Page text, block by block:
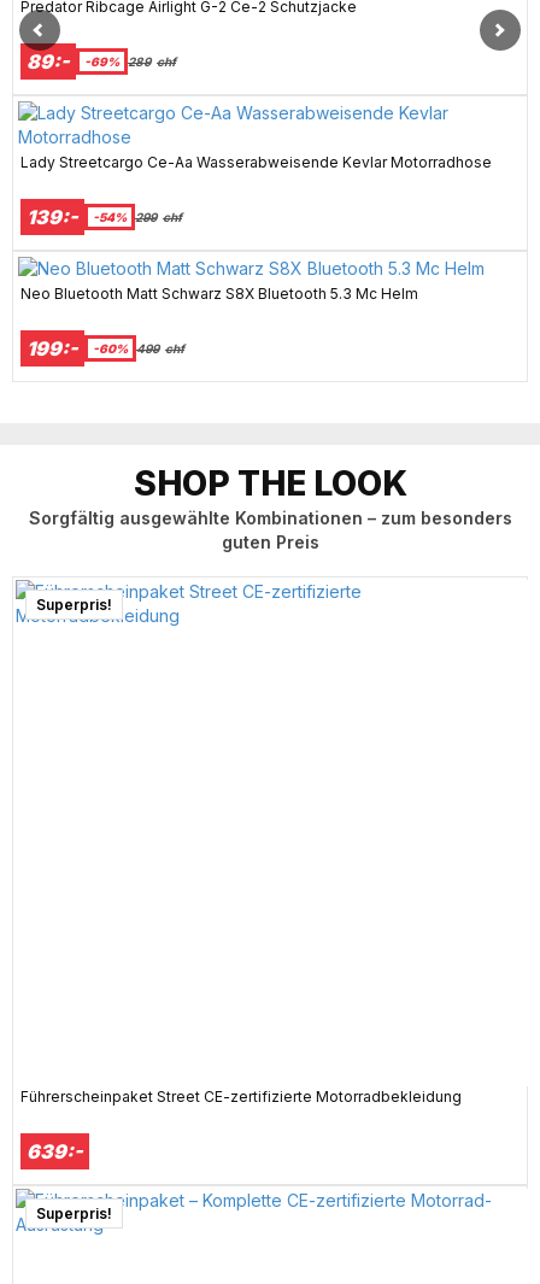
Predator Ribcage Airlight G-2 Ce-2 Schutzjacke
89:- -69% 289 chf
Lady Streetcargo Ce-Aa Wasserabweisende Kevlar Motorradhose
139:- -54% 299 chf
Neo Bluetooth Matt Schwarz S8X Bluetooth 5.3 Mc Helm
199:- -60% 499 chf
SHOP THE LOOK
Sorgfältig ausgewählte Kombinationen – zum besonders
guten Preis
Superpris!
Führerscheinpaket Street CE-zertifizierte Motorradbekleidung
639:-
Superpris!